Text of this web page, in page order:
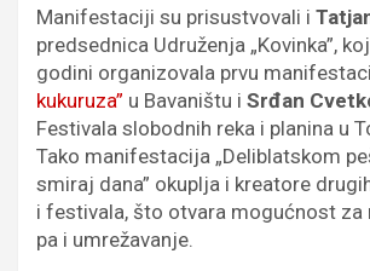
Manifestaciji su prisustvovali i
predsednica Udruženja „Kovinka”,
godini organizovala prvu
kukuruza” u Bavaništu i Srđan
Festivala slobodnih reka i planina u
Tako manifestacija „Deliblatskom
smiraj dana” okuplja i kreatore
i festivala, što otvara mogućnost za
pa i umrežavanje.